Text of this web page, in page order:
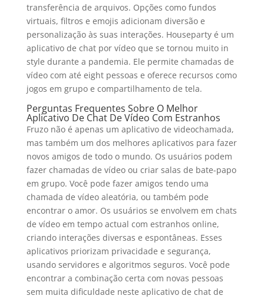
transferência de arquivos. Opções como fundos
virtuais, filtros e emojis adicionam diversão e
personalização às suas interações. Houseparty é um
aplicativo de chat por vídeo que se tornou muito in
style durante a pandemia. Ele permite chamadas de
vídeo com até eight pessoas e oferece recursos como
jogos em grupo e compartilhamento de tela.
Perguntas Frequentes Sobre O Melhor
Aplicativo De Chat De Vídeo Com Estranhos
Fruzo não é apenas um aplicativo de videochamada,
mas também um dos melhores aplicativos para fazer
novos amigos de todo o mundo. Os usuários podem
fazer chamadas de vídeo ou criar salas de bate-papo
em grupo. Você pode fazer amigos tendo uma
chamada de vídeo aleatória, ou também pode
encontrar o amor. Os usuários se envolvem em chats
de vídeo em tempo actual com estranhos online,
criando interações diversas e espontâneas. Esses
aplicativos priorizam privacidade e segurança,
usando servidores e algoritmos seguros. Você pode
encontrar a combinação certa com novas pessoas
sem muita dificuldade neste aplicativo de chat de